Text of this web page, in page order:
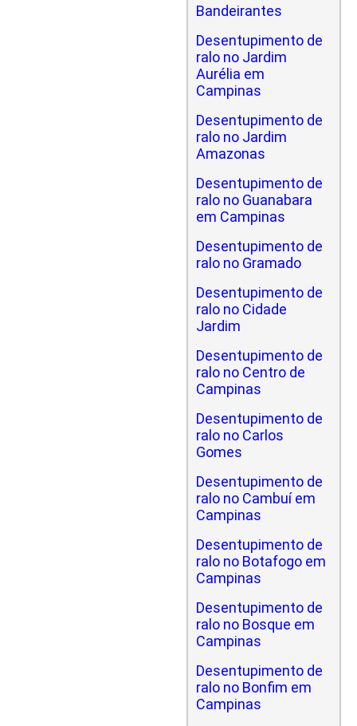
Bandeirantes
Desentupimento de
ralo no Jardim
Aurélia em
Campinas
Desentupimento de
ralo no Jardim
Amazonas
Desentupimento de
ralo no Guanabara
em Campinas
Desentupimento de
ralo no Gramado
Desentupimento de
ralo no Cidade
Jardim
Desentupimento de
ralo no Centro de
Campinas
Desentupimento de
ralo no Carlos
Gomes
Desentupimento de
ralo no Cambuí em
Campinas
Desentupimento de
ralo no Botafogo em
Campinas
Desentupimento de
ralo no Bosque em
Campinas
Desentupimento de
ralo no Bonfim em
Campinas